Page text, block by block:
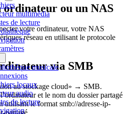
multimédia
de lecture
musicale
locaux
audio
de lecture
ordinateur ou un NAS
votre ordinateur, votre NAS
réseau en utilisant le protocole
via SMB
au stockage cloud» → SMB.
et le nom du dossier partagé
utilisant le format smb://adresse-ip-